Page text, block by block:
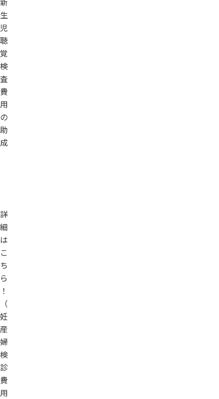
生
児
聴
覚
検
査
費
用
の
助
成
詳
細
は
こ
ち
ら
！
（
妊
産
婦
検
診
費
用